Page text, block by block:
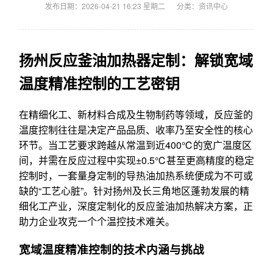
发布日期：2026-04-21 16:23 星期二 分类： 资讯中心
扬州反应釜油加热器定制：解锁宽域
温度精准控制的工艺密钥
在精细化工、新材料合成及生物制药等领域，反应釜的
温度控制往往是决定产品品质、收率乃至安全性的核心
环节。当工艺要求跨越从常温到近400℃的宽广温度区
间，并需在反应过程中实现±0.5℃甚至更高精度的稳定
控制时，一套量身定制的导热油加热系统便成为不可或
缺的“工艺心脏”。针对扬州及长三角地区蓬勃发展的精
细化工产业，深度定制化的反应釜油加热解决方案，正
助力企业攻克一个个温控技术难关。
宽域温度精准控制的技术内涵与挑战